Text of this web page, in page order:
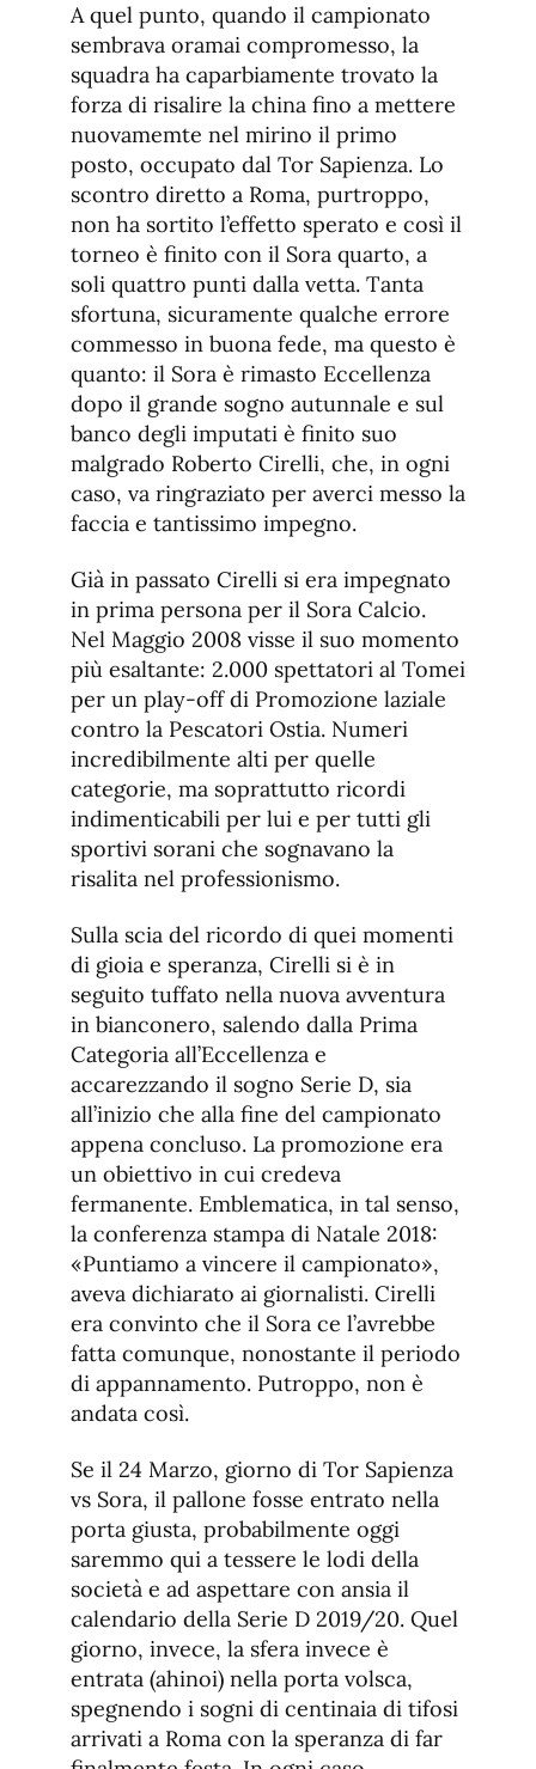
A quel punto, quando il campionato
sembrava oramai compromesso, la
squadra ha caparbiamente trovato la
forza di risalire la china fino a mettere
nuovamemte nel mirino il primo
posto, occupato dal Tor Sapienza. Lo
scontro diretto a Roma, purtroppo,
non ha sortito l’effetto sperato e così il
torneo è finito con il Sora quarto, a
soli quattro punti dalla vetta. Tanta
sfortuna, sicuramente qualche errore
commesso in buona fede, ma questo è
quanto: il Sora è rimasto Eccellenza
dopo il grande sogno autunnale e sul
banco degli imputati è finito suo
malgrado Roberto Cirelli, che, in ogni
caso, va ringraziato per averci messo la
faccia e tantissimo impegno.
Già in passato Cirelli si era impegnato
in prima persona per il Sora Calcio.
Nel Maggio 2008 visse il suo momento
più esaltante: 2.000 spettatori al Tomei
per un play-off di Promozione laziale
contro la Pescatori Ostia. Numeri
incredibilmente alti per quelle
categorie, ma soprattutto ricordi
indimenticabili per lui e per tutti gli
sportivi sorani che sognavano la
risalita nel professionismo.
Sulla scia del ricordo di quei momenti
di gioia e speranza, Cirelli si è in
seguito tuffato nella nuova avventura
in bianconero, salendo dalla Prima
Categoria all’Eccellenza e
accarezzando il sogno Serie D, sia
all’inizio che alla fine del campionato
appena concluso. La promozione era
un obiettivo in cui credeva
fermanente. Emblematica, in tal senso,
la conferenza stampa di Natale 2018:
«Puntiamo a vincere il campionato»,
aveva dichiarato ai giornalisti. Cirelli
era convinto che il Sora ce l’avrebbe
fatta comunque, nonostante il periodo
di appannamento. Putroppo, non è
andata così.
Se il 24 Marzo, giorno di Tor Sapienza
vs Sora, il pallone fosse entrato nella
porta giusta, probabilmente oggi
saremmo qui a tessere le lodi della
società e ad aspettare con ansia il
calendario della Serie D 2019/20. Quel
giorno, invece, la sfera invece è
entrata (ahinoi) nella porta volsca,
spegnendo i sogni di centinaia di tifosi
arrivati a Roma con la speranza di far